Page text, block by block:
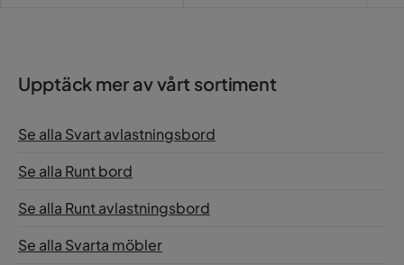
1 år sedan
M
2 år sedan
Visa fler recensioner
Upptäck mer av vårt sortiment
Se alla Svart avlastningsbord
Se alla Runt bord
Se alla Runt avlastningsbord
Se alla Svarta möbler